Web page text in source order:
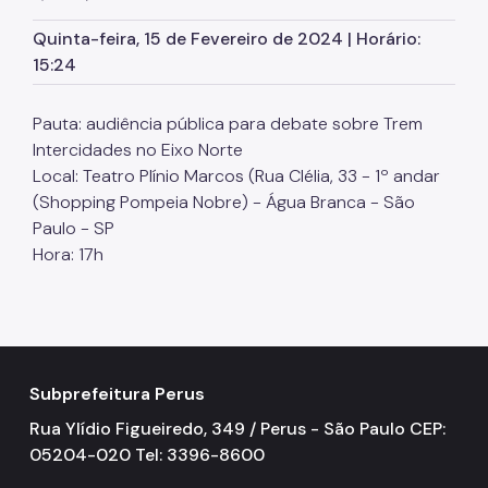
SP Mais Fácil
Zeladoria Urbana
CADES/PR
Programa de Metas
Quinta-feira, 15 de Fevereiro de 2024 | Horário:
15:24
Pauta: audiência pública para debate sobre Trem
Intercidades no Eixo Norte
Local: Teatro Plínio Marcos (Rua Clélia, 33 - 1º andar
(Shopping Pompeia Nobre) - Água Branca - São
Paulo - SP
Hora: 17h
Subprefeitura Perus
Rua Ylídio Figueiredo, 349 / Perus - São Paulo CEP:
05204-020 Tel: 3396-8600